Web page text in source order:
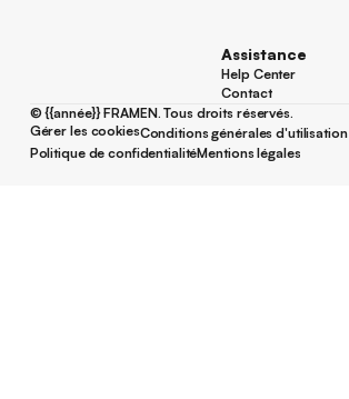
Assistance
Help Center
Help Center
Contact
Contact
©{{année}}FRAMEN. Tous droits réservés.
Gérer les cookies
Gérer les cookies
Conditions générales d'utilisation
Conditions générales d'utilisation
Politique de confidentialitéMentions légales